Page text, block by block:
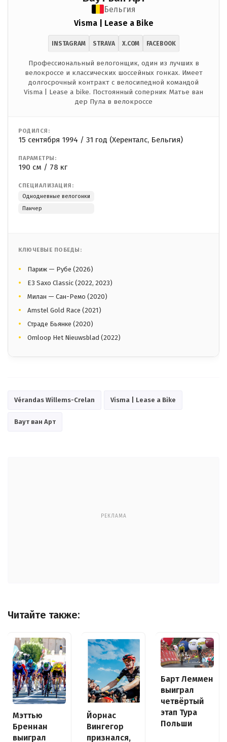
Бельгия
Visma | Lease a Bike
INSTAGRAM STRAVA X.COM FACEBOOK
Профессиональный велогонщик, один из лучших в
велокроссе и классических шоссейных гонках. Имеет
долгосрочный контракт с велосипедной командой
Visma | Lease a bike. Постоянный соперник Матье ван
дер Пула в велокроссе
РОДИЛСЯ:
15 сентября 1994 / 31 год (Херенталс, Бельгия)
ПАРАМЕТРЫ:
190 см / 78 кг
СПЕЦИАЛИЗАЦИЯ:
Однодневные велогонки
Панчер
КЛЮЧЕВЫЕ ПОБЕДЫ:
Париж — Рубе (2026)
E3 Saxo Classic (2022, 2023)
Милан — Сан-Ремо (2020)
Amstel Gold Race (2021)
Страде Бьянке (2020)
Omloop Het Nieuwsblad (2022)
Vérandas Willems-Crelan Visma | Lease a Bike
Ваут ван Арт
РЕКЛАМА
Читайте также:
Мэттью
Бреннан
выиграл
Йорнас
Вингегор
признался,
Барт Леммен
выиграл
четвёртый
этап Тура
Польши